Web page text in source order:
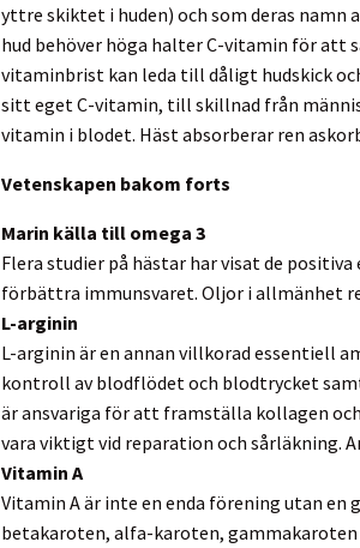
yttre skiktet i huden) och som deras namn
hud behöver höga halter C-vitamin för att
vitaminbrist kan leda till dåligt hudskick
sitt eget C-vitamin, till skillnad från
vitamin i blodet. Häst absorberar ren
Vetenskapen bakom forts
Marin källa till omega 3
Flera studier på hästar har visat de
förbättra immunsvaret. Oljor i allmänhet
L-arginin
L-arginin är en annan villkorad essentiell
kontroll av blodflödet och blodtrycket
är ansvariga för att framställa kollagen
vara viktigt vid reparation och sårläkning.
Vitamin A
Vitamin A är inte en enda förening utan
betakaroten, alfa-karoten,